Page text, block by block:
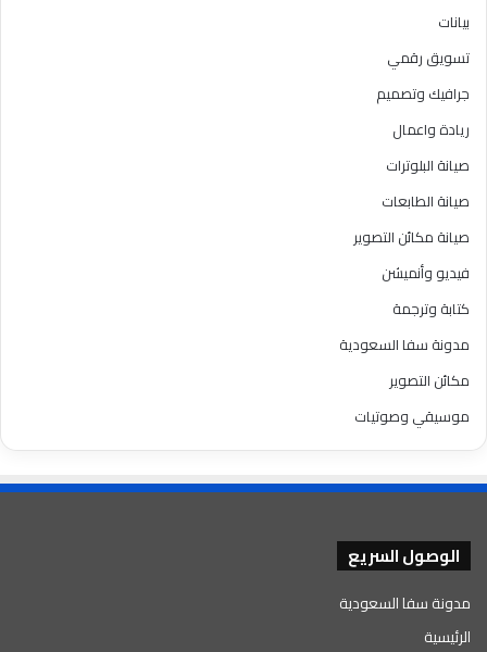
بيانات
تسويق رقمي
جرافيك وتصميم
ريادة واعمال
صيانة البلوترات
صيانة الطابعات
صيانة مكائن التصوير
فيديو وأنميشن
كتابة وترجمة
مدونة سفا السعودية
مكائن التصوير
موسيقي وصوتيات
الوصول السريع
مدونة سفا السعودية
الرئيسية